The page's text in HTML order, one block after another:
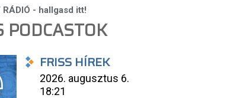
PODCASTOK
FRISS HÍREK
2026. augusztus 6.
18:21